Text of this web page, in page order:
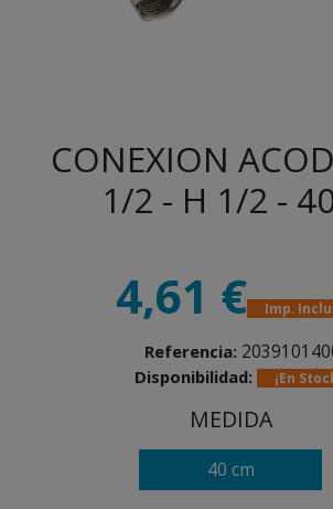
CONEXION
1/2 - H 1/2 -
4,61 € Imp.
Referencia:
Disponibilidad: ¡En
MEDIDA
40 cm